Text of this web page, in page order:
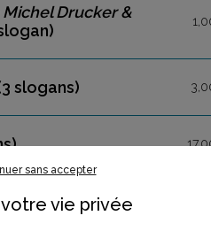
Drucker &
slogans)
motorisé(1
sans accepter
vie privée